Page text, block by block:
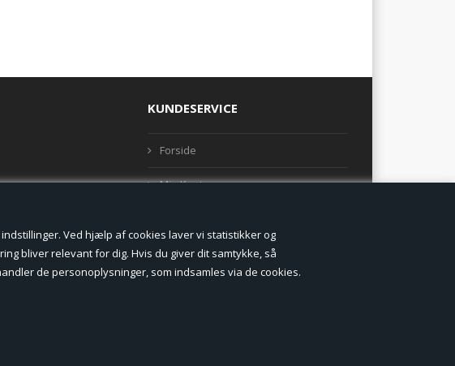
Ved hjælp af cookies laver vi statistikker og
bliver relevant for dig. Hvis du giver dit samtykke, så
de personoplysninger, som indsamles via de cookies.
KUNDESERVICE
Forside
Min Konto
Vilkår og betingelser